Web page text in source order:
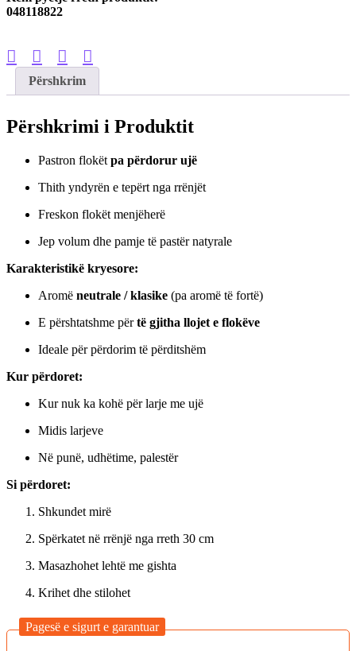
048118822
Përshkrim
Përshkrimi i Produktit
Pastron flokët pa përdorur ujë
Thith yndyrën e tepërt nga rrënjët
Freskon flokët menjëherë
Jep volum dhe pamje të pastër natyrale
Karakteristikë kryesore:
Aromë neutrale / klasike (pa aromë të fortë)
E përshtatshme përtë gjitha llojet e flokëve
Ideale për përdorim të përditshëm
Kur përdoret:
Kur nuk ka kohë për larje me ujë
Midis larjeve
Në punë, udhëtime, palestër
Si përdoret:
Shkundet mirë
Spërkatet në rrënjë nga rreth 30 cm
Masazhohet lehtë me gishta
Krihet dhe stilohet
Pagesë e sigurt e garantuar